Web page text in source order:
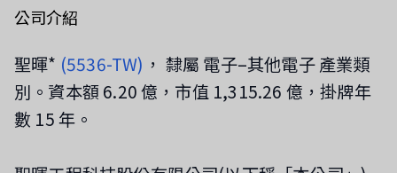
公司介紹
聖暉* (5536-TW) ， 隸屬 電子–其他電子 產業類
別。資本額 6.20 億，市值 1,315.26 億，掛牌年
數 15 年。